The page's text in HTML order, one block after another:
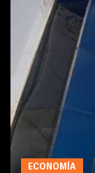
ECONOMÍA